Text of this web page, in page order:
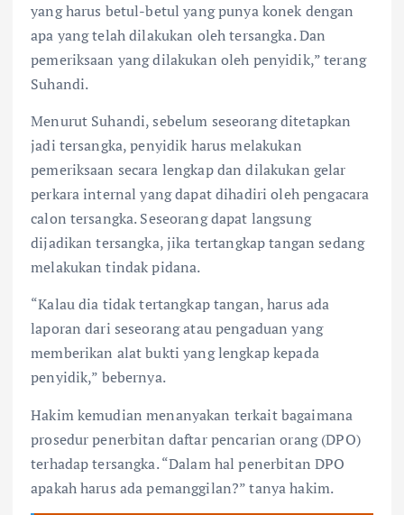
yang harus betul-betul yang punya konek dengan
apa yang telah dilakukan oleh tersangka. Dan
pemeriksaan yang dilakukan oleh penyidik,” terang
Suhandi.
Menurut Suhandi, sebelum seseorang ditetapkan
jadi tersangka, penyidik harus melakukan
pemeriksaan secara lengkap dan dilakukan gelar
perkara internal yang dapat dihadiri oleh pengacara
calon tersangka. Seseorang dapat langsung
dijadikan tersangka, jika tertangkap tangan sedang
melakukan tindak pidana.
“Kalau dia tidak tertangkap tangan, harus ada
laporan dari seseorang atau pengaduan yang
memberikan alat bukti yang lengkap kepada
penyidik,” bebernya.
Hakim kemudian menanyakan terkait bagaimana
prosedur penerbitan daftar pencarian orang (DPO)
terhadap tersangka. “Dalam hal penerbitan DPO
apakah harus ada pemanggilan?” tanya hakim.